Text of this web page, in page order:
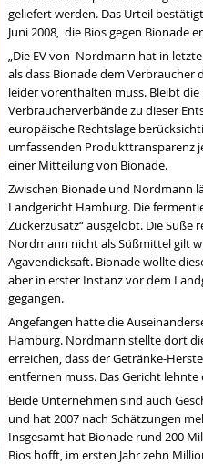
geliefert werden. Das Urteil
Juni 2008, die Bios gegen Bionade
„Die EV von Nordmann hat in
als dass Bionade dem
leider vorenthalten muss. Bleibt
Verbraucherverbände zu dieser
europäische Rechtslage
umfassenden Produkttransparenz
einer Mitteilung von Bionade.
Zwischen Bionade und Nordmann
Landgericht Hamburg. Die
Zuckerzusatz“ ausgelobt. Die
Nordmann nicht als Süßmittel gilt
Agavendicksaft. Bionade wollte
aber in erster Instanz vor dem
gegangen.
Angefangen hatte die
Hamburg. Nordmann stellte dort
erreichen, dass der Getränke-
entfernen muss. Das Gericht lehnte
Beide Unternehmen sind auch
und hat 2007 nach Schätzungen
Insgesamt hat Bionade rund 200
Bios hofft, im ersten Jahr zehn